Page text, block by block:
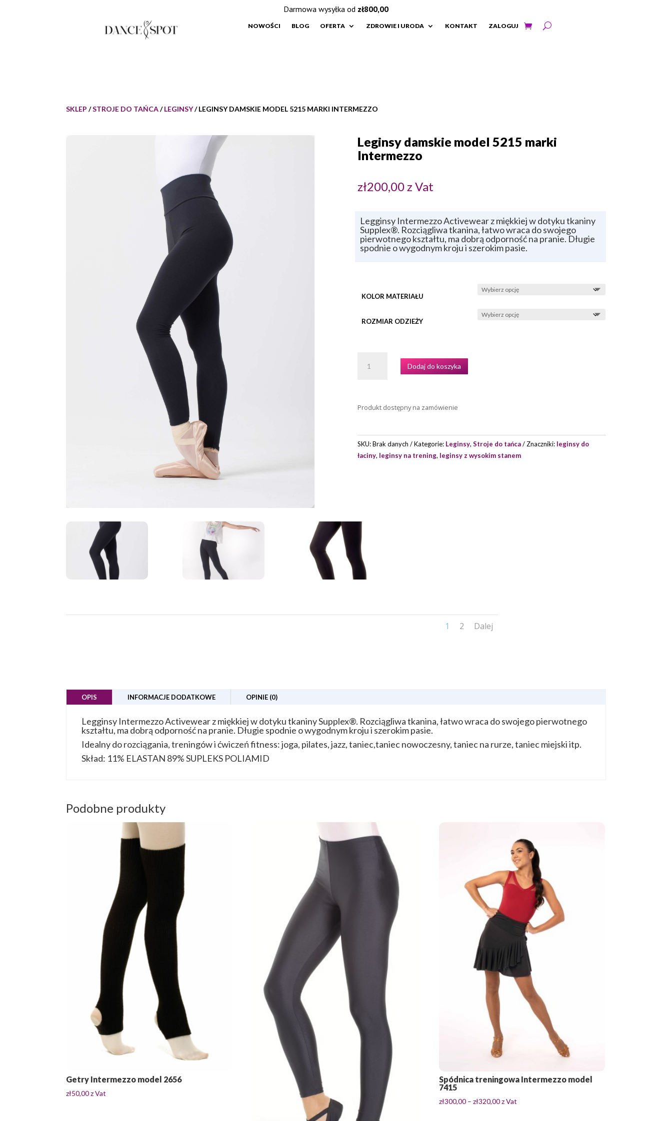
NOWOŚCI BLOG OFERTA ZDROWIE I URODA KONTAKT ZALOGUJ
SKLEP /STROJE DO TAŃCA/LEGINSY/ LEGINSY DAMSKIE MODEL 5215 MARKI INTERMEZZO
Leginsy damskie model 5215 marki
Intermezzo
zł200,00z Vat
Legginsy Intermezzo Activewear z miękkiej w dotyku tkaniny
Supplex®. Rozciągliwa tkanina, łatwo wraca do swojego
pierwotnego kształtu, ma dobrą odporność na pranie. Długie
spodnie o wygodnym kroju i szerokim pasie.
KOLOR MATERIAŁU
ROZMIAR ODZIEŻY
LEGINSY
5215
Dodaj do koszyka
Produkt dostępny na zamówienie
SKU:Brak danych Kategorie: Leginsy,Stroje do tańca Znaczniki: leginsy do
łaciny, leginsy na trening, leginsy z wysokim stanem
1 2 Dalej
OPIS INFORMACJE DODATKOWE OPINIE (0)
Legginsy Intermezzo Activewear z miękkiej w dotyku tkaniny Supplex®. Rozciągliwa tkanina, łatwo wraca do swojego pierwotnego
kształtu, ma dobrą odporność na pranie. Długie spodnie o wygodnym kroju i szerokim pasie.
Idealny do rozciągania, treningów i ćwiczeń fitness: joga, pilates, jazz, taniec,taniec nowoczesny, taniec na rurze, taniec miejski itp.
Skład: 11% ELASTAN 89% SUPLEKS POLIAMID
Podobne produkty
Getry Intermezzo model 2656
zł50,00z Vat
Spódnica treningowa Intermezzo model
7415
zł300,00 – zł320,00Zakres
z Vat
Darmowa wysyłka od zł800,00